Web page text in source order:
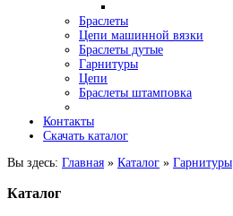
Браслеты
Цепи машинной вязки
Браслеты дутые
Гарнитуры
Цепи
Браслеты штамповка
Контакты
Скачать каталог
Вы здесь: Главная » Каталог » Гарнитуры
Каталог